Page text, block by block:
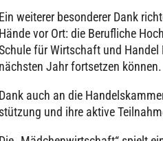
Ein weiterer beson­de­rer Dank
Hände vor Ort: die Beruf­li­che
für Wirt­schaft und
nächsten Jahr fort­set­zen können.
Dank auch an die
stüt­zung und ihre aktive